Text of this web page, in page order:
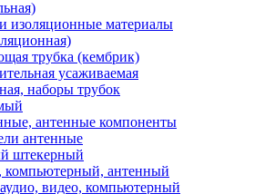
изоляционные материалы
трубка (кембрик)
усаживаемая
наборы трубок
антенные компоненты
антенные
штекерный
компьютерный, антенный
видео, компьютерный